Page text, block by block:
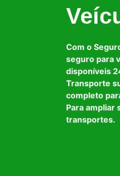
Com o
seguro para
disponíveis
Transporte
completo
Para ampliar
transportes.